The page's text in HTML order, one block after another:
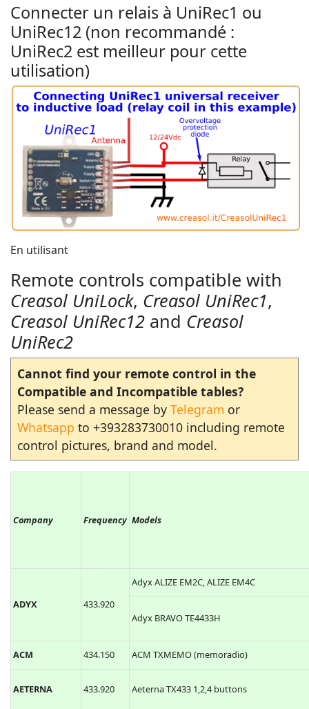
Connecter un relais à UniRec1 ou
UniRec12 (non recommandé :
UniRec2 est meilleur pour cette
utilisation)
En utilisant
Remote controls compatible with
Creasol UniLock, Creasol UniRec1,
Creasol UniRec12 and Creasol
UniRec2
Cannot find your remote control in the
Compatible and Incompatible tables?
Please send a message by Telegram or
Whatsapp to +393283730010 including remote
control pictures, brand and model.
Company Frequency Models
ADYX 433.920
Adyx ALIZE EM2C, ALIZE EM4C
Adyx BRAVO TE4433H
ACM 434.150 ACM TXMEMO (memoradio)
AETERNA 433.920 Aeterna TX433 1,2,4 buttons